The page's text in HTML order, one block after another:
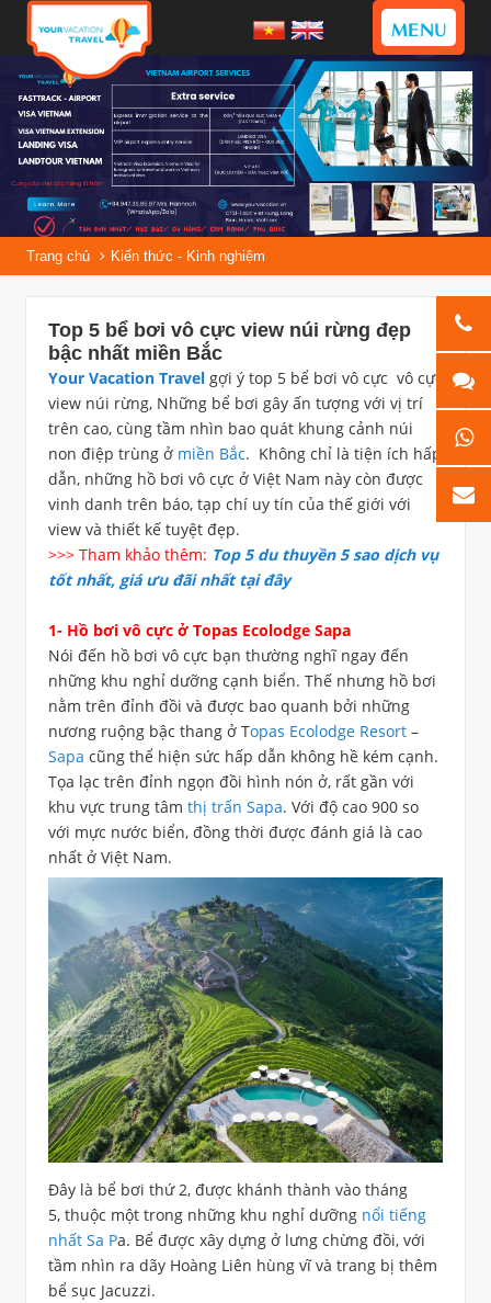
MENU
Trang chủ Kiến thức - Kinh nghiệm
Top 5 bể bơi vô cực view núi rừng đẹp
bậc nhất miền Bắc
Your Vacation Travel gợi ý top 5 bể bơi vô cực vô cực
view núi rừng, Những bể bơi gây ấn tượng với vị trí
trên cao, cùng tầm nhìn bao quát khung cảnh núi
non điệp trùng ở miền Bắc. Không chỉ là tiện ích hấp
dẫn, những hồ bơi vô cực ở Việt Nam này còn được
vinh danh trên báo, tạp chí uy tín của thế giới với
view và thiết kế tuyệt đẹp.
>>> Tham khảo thêm: Top 5 du thuyền 5 sao dịch vụ
tốt nhất, giá ưu đãi nhất tại đây
1- Hồ bơi vô cực ở Topas Ecolodge Sapa
Nói đến hồ bơi vô cực bạn thường nghĩ ngay đến
những khu nghỉ dưỡng cạnh biển. Thế nhưng hồ bơi
nằm trên đỉnh đồi và được bao quanh bởi những
nương ruộng bậc thang ở Topas Ecolodge Resort –
Sapa cũng thể hiện sức hấp dẫn không hề kém cạnh.
Tọa lạc trên đỉnh ngọn đồi hình nón ở, rất gần với
khu vực trung tâm thị trấn Sapa. Với độ cao 900 so
với mực nước biển, đồng thời được đánh giá là cao
nhất ở Việt Nam.
Đây là bể bơi thứ 2, được khánh thành vào tháng
5, thuộc một trong những khu nghỉ dưỡng nổi tiếng
nhất Sa Pa. Bể được xây dựng ở lưng chừng đồi, với
tầm nhìn ra dãy Hoàng Liên hùng vĩ và trang bị thêm
bể sục Jacuzzi.